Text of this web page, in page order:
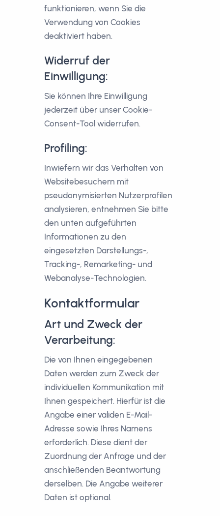
funktionieren, wenn Sie die
Verwendung von Cookies
deaktiviert haben.
Widerruf der
Einwilligung:
Sie können Ihre Einwilligung
jederzeit über unser Cookie-
Consent-Tool widerrufen.
Profiling:
Inwiefern wir das Verhalten von
Websitebesuchern mit
pseudonymisierten Nutzerprofilen
analysieren, entnehmen Sie bitte
den unten aufgeführten
Informationen zu den
eingesetzten Darstellungs-,
Tracking-, Remarketing- und
Webanalyse-Technologien.
Kontaktformular
Art und Zweck der
Verarbeitung:
Die von Ihnen eingegebenen
Daten werden zum Zweck der
individuellen Kommunikation mit
Ihnen gespeichert. Hierfür ist die
Angabe einer validen E-Mail-
Adresse sowie Ihres Namens
erforderlich. Diese dient der
Zuordnung der Anfrage und der
anschließenden Beantwortung
derselben. Die Angabe weiterer
Daten ist optional.